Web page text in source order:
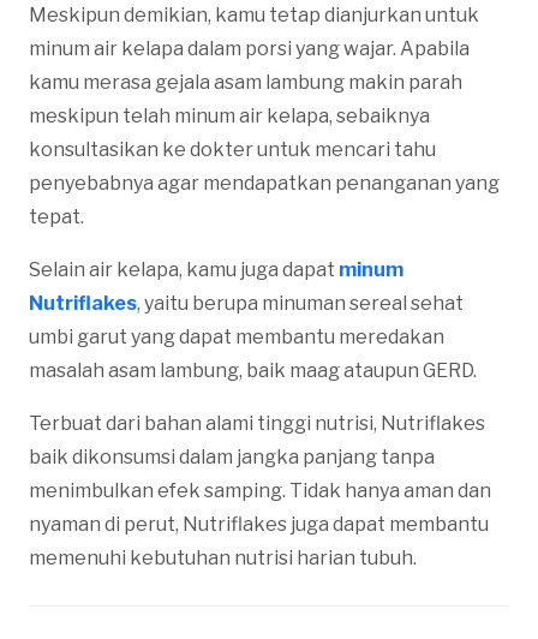
Meskipun demikian, kamu tetap dianjurkan untuk
minum air kelapa dalam porsi yang wajar. Apabila
kamu merasa gejala asam lambung makin parah
meskipun telah minum air kelapa, sebaiknya
konsultasikan ke dokter untuk mencari tahu
penyebabnya agar mendapatkan penanganan yang
tepat.
Selain air kelapa, kamu juga dapat minum
Nutriflakes, yaitu berupa minuman sereal sehat
umbi garut yang dapat membantu meredakan
masalah asam lambung, baik maag ataupun GERD.
Terbuat dari bahan alami tinggi nutrisi, Nutriflakes
baik dikonsumsi dalam jangka panjang tanpa
menimbulkan efek samping. Tidak hanya aman dan
nyaman di perut, Nutriflakes juga dapat membantu
memenuhi kebutuhan nutrisi harian tubuh.